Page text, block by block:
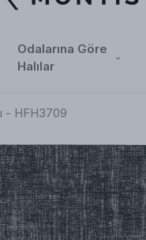
Odalarına Göre
Halılar
- HFH3709